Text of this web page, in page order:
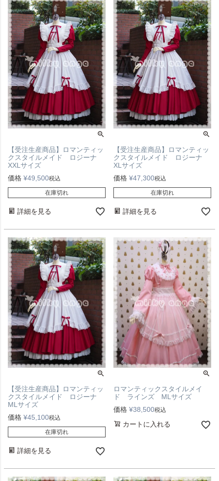
【受注生産商品】ロマンティッ
クスタイルメイド ロジーナ
XXLサイズ
価格 ¥49,500税込
在庫切れ
詳細を見る
【受注生産商品】ロマンティッ
クスタイルメイド ロジーナ
XLサイズ
価格 ¥47,300税込
在庫切れ
詳細を見る
【受注生産商品】ロマンティッ
クスタイルメイド ロジーナ
MLサイズ
価格 ¥45,100税込
在庫切れ
詳細を見る
ロマンティックスタイルメイ
ド ラインズ MLサイズ
価格 ¥38,500税込
カートに入れる